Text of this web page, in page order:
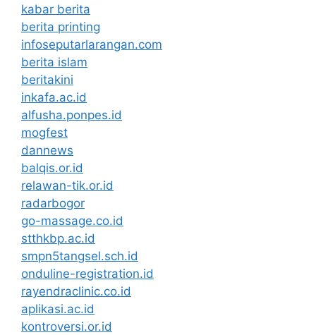
kabar berita
berita printing
infoseputarlarangan.com
berita islam
beritakini
inkafa.ac.id
alfusha.ponpes.id
mogfest
dannews
balqis.or.id
relawan-tik.or.id
radarbogor
go-massage.co.id
stthkbp.ac.id
smpn5tangsel.sch.id
onduline-registration.id
rayendraclinic.co.id
aplikasi.ac.id
kontroversi.or.id